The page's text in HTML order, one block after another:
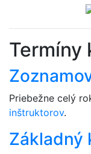
Termíny
Priebežne celý
inštruktorov.
Základný